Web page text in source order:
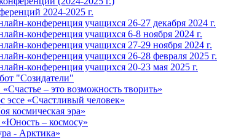
2024-2025 г.
конференция учащихся 26-27 декабря 2024 г.
конференция учащихся 6-8 ноября 2024 г.
конференция учащихся 27-29 ноября 2024 г.
конференция учащихся 26-28 февраля 2025 г.
конференция учащихся 20-23 мая 2025 г.
"Созидатели"
– это возможность творить»
эссе «Счастливый человек»
космическая эра»
– космосу»
- Арктика»